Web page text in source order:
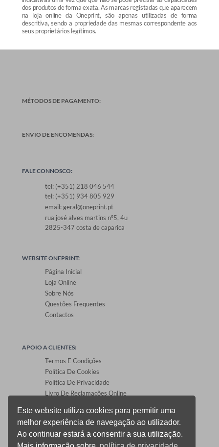
dos produtos de forma exata. As marcas registadas que aparecem
na loja online da Oneprint, são apenas utilizadas de forma
descritiva, sendo a propriedade das mesmas correspondente aos
seus proprietários legítimos.
MÉTODOS DE PAGAMENTO:
ENVIO DE ENCOMENDAS:
FALE CONNOSCO:
tel: (+351) 218 046 544
tel: (+351) 934 805 929
email: geral@oneprint.pt
rua josé alves martins nº5, 4u
2825-347 costa de caparica
WEBSITE ONEPRINT:
Página Inicial
Loja Online
Sobre Nós
Questões Frequentes
Contactos
APOIO A CLIENTES:
Termos E Condições
Política De Cookies
Política De Privacidade
Livro De Reclamações Online
ÁREA DE CLIENTES:
Registo E Login
Este website utiliza cookies para permitir uma
melhor experiência de navegação ao utilizador.
Ao continuar estará a consentir a sua utilização.